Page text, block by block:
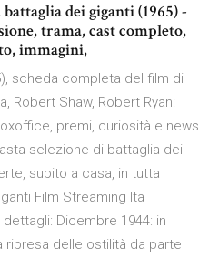
dei giganti (1965) -
trama, cast completo,
immagini,
scheda completa del film di
Robert Shaw, Robert Ryan:
premi, curiosità e news.
selezione di battaglia dei
subito a casa, in tutta
Film Streaming Ita
Dicembre 1944: in
ripresa delle ostilità da parte